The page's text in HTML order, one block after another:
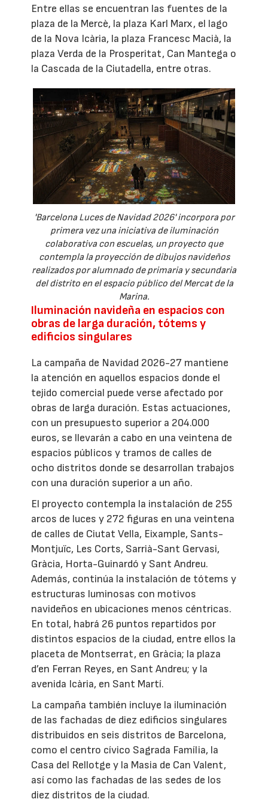
Entre ellas se encuentran las fuentes de la
plaza de la Mercè, la plaza Karl Marx, el lago
de la Nova Icària, la plaza Francesc Macià, la
plaza Verda de la Prosperitat, Can Mantega o
la Cascada de la Ciutadella, entre otras.
'Barcelona Luces de Navidad 2026' incorpora por
primera vez una iniciativa de iluminación
colaborativa con escuelas, un proyecto que
contempla la proyección de dibujos navideños
realizados por alumnado de primaria y secundaria
del distrito en el espacio público del Mercat de la
Marina.
Iluminación navideña en espacios con
obras de larga duración, tótems y
edificios singulares
La campaña de Navidad 2026-27 mantiene
la atención en aquellos espacios donde el
tejido comercial puede verse afectado por
obras de larga duración. Estas actuaciones,
con un presupuesto superior a 204.000
euros, se llevarán a cabo en una veintena de
espacios públicos y tramos de calles de
ocho distritos donde se desarrollan trabajos
con una duración superior a un año.
El proyecto contempla la instalación de 255
arcos de luces y 272 figuras en una veintena
de calles de Ciutat Vella, Eixample, Sants-
Montjuïc, Les Corts, Sarrià-Sant Gervasi,
Gràcia, Horta-Guinardó y Sant Andreu.
Además, continúa la instalación de tótems y
estructuras luminosas con motivos
navideños en ubicaciones menos céntricas.
En total, habrá 26 puntos repartidos por
distintos espacios de la ciudad, entre ellos la
placeta de Montserrat, en Gràcia; la plaza
d’en Ferran Reyes, en Sant Andreu; y la
avenida Icària, en Sant Martí.
La campaña también incluye la iluminación
de las fachadas de diez edificios singulares
distribuidos en seis distritos de Barcelona,
como el centro cívico Sagrada Família, la
Casa del Rellotge y la Masia de Can Valent,
así como las fachadas de las sedes de los
diez distritos de la ciudad.